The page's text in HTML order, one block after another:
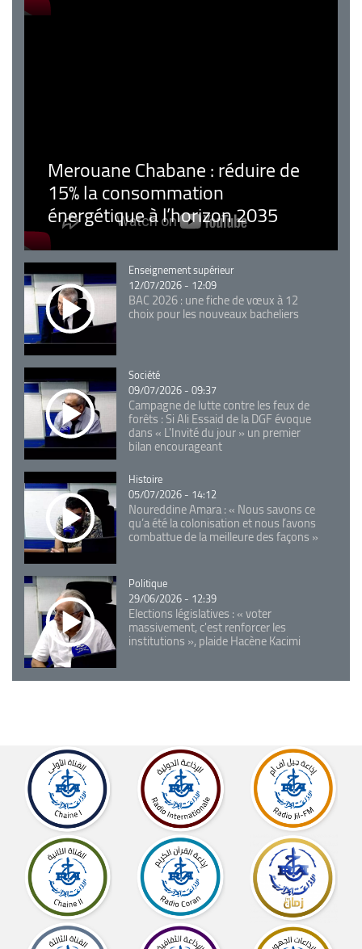
Merouane Chabane : réduire de
15% la consommation
énergétique à l’horizon 2035
Catégorie
Enseignement supérieur
12/07/2026 - 12:09
BAC 2026 : une fiche de vœux à 12
choix pour les nouveaux bacheliers
Catégorie
Société
09/07/2026 - 09:37
Campagne de lutte contre les feux de
forêts : Si Ali Essaid de la DGF évoque
dans « L'Invité du jour » un premier
bilan encourageant
Catégorie
Histoire
05/07/2026 - 14:12
Noureddine Amara : « Nous savons ce
qu’a été la colonisation et nous l’avons
combattue de la meilleure des façons »
Catégorie
Politique
29/06/2026 - 12:39
Elections législatives : « voter
massivement, c'est renforcer les
institutions », plaide Hacène Kacimi